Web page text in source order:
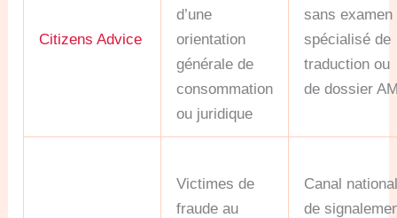
Citizens Advice
d’une
orientation
générale de
consommation
ou juridique
sans examen
spécialisé de
traduction ou
de dossier
Victimes de
fraude au
Canal
de